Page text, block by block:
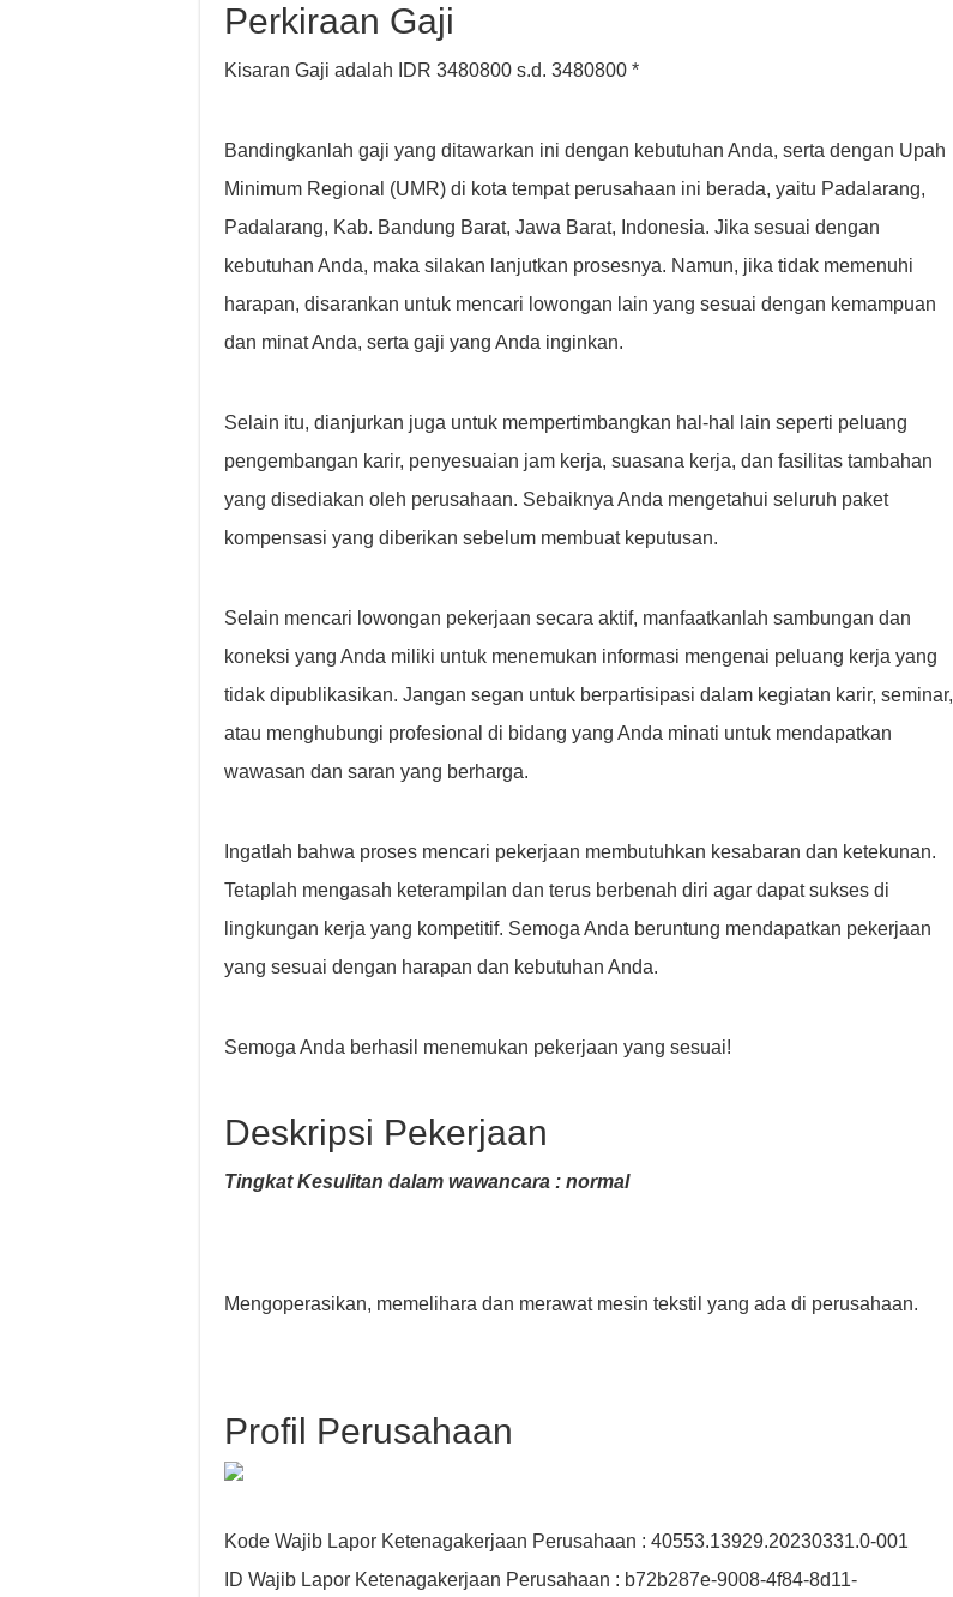
Perkiraan Gaji
Kisaran Gaji adalah IDR 3480800 s.d. 3480800 *
Bandingkanlah gaji yang ditawarkan ini dengan kebutuhan Anda, serta dengan Upah
Minimum Regional (UMR) di kota tempat perusahaan ini berada, yaitu Padalarang,
Padalarang, Kab. Bandung Barat, Jawa Barat, Indonesia. Jika sesuai dengan
kebutuhan Anda, maka silakan lanjutkan prosesnya. Namun, jika tidak memenuhi
harapan, disarankan untuk mencari lowongan lain yang sesuai dengan kemampuan
dan minat Anda, serta gaji yang Anda inginkan.
Selain itu, dianjurkan juga untuk mempertimbangkan hal-hal lain seperti peluang
pengembangan karir, penyesuaian jam kerja, suasana kerja, dan fasilitas tambahan
yang disediakan oleh perusahaan. Sebaiknya Anda mengetahui seluruh paket
kompensasi yang diberikan sebelum membuat keputusan.
Selain mencari lowongan pekerjaan secara aktif, manfaatkanlah sambungan dan
koneksi yang Anda miliki untuk menemukan informasi mengenai peluang kerja yang
tidak dipublikasikan. Jangan segan untuk berpartisipasi dalam kegiatan karir, seminar,
atau menghubungi profesional di bidang yang Anda minati untuk mendapatkan
wawasan dan saran yang berharga.
Ingatlah bahwa proses mencari pekerjaan membutuhkan kesabaran dan ketekunan.
Tetaplah mengasah keterampilan dan terus berbenah diri agar dapat sukses di
lingkungan kerja yang kompetitif. Semoga Anda beruntung mendapatkan pekerjaan
yang sesuai dengan harapan dan kebutuhan Anda.
Semoga Anda berhasil menemukan pekerjaan yang sesuai!
Deskripsi Pekerjaan
Tingkat Kesulitan dalam wawancara : normal
Mengoperasikan, memelihara dan merawat mesin tekstil yang ada di perusahaan.
Profil Perusahaan
Kode Wajib Lapor Ketenagakerjaan Perusahaan : 40553.13929.20230331.0-001
ID Wajib Lapor Ketenagakerjaan Perusahaan : b72b287e-9008-4f84-8d11-